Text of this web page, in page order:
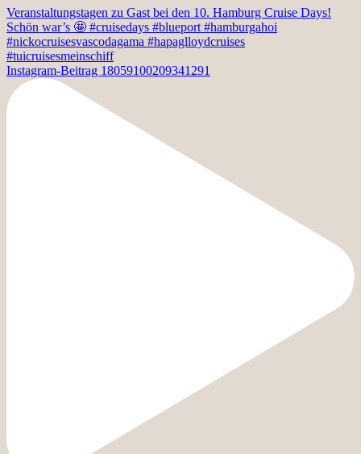
Instagram-Beitrag 18059100209341291